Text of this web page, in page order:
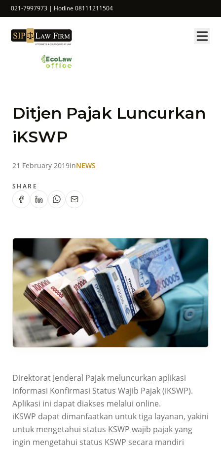
021-7997973 | Hotline 08111211504
Ditjen Pajak Luncurkan
iKSWP
21 February 2019inNEWS
SHARE
Direktorat Jenderal Pajak meluncurkan aplikasi
informasi Konfirmasi Status Wajib Pajak (iKSWP).
Aplikasi ini dapat diakses melalui online.
iKSWP dapat dimanfaatkan untuk tiga layanan, yakini
untuk mengetahui status KSWP wajib pajak yang
ingin mengetahui status KSWP secara mandiri